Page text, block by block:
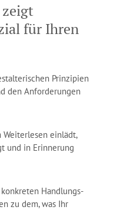
für Ihren
Prinzipien
den Anforderungen
einlädt,
und in Erinnerung
Handlungs­
zu dem, was Ihr